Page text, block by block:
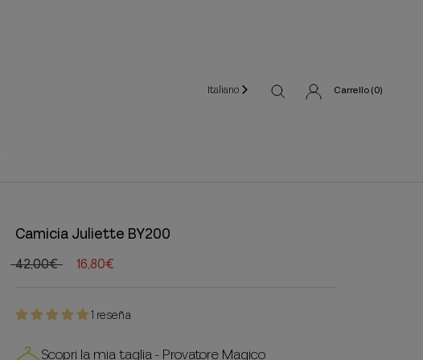
Italiano Carrello (0)
Camicia Juliette BY200
42,00€ 16,80€
1 reseña
Scopri la mia taglia - Provatore Magico